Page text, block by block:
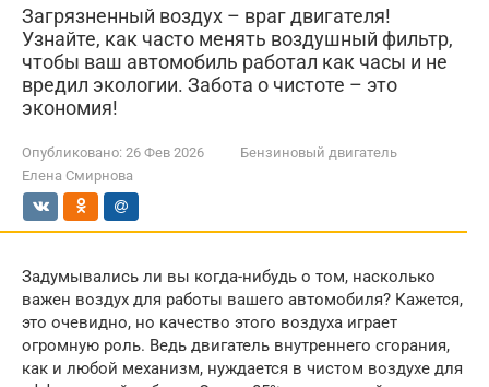
Загрязненный воздух – враг двигателя!
Узнайте, как часто менять воздушный фильтр,
чтобы ваш автомобиль работал как часы и не
вредил экологии. Забота о чистоте – это
экономия!
Опубликовано: 26 Фев 2026
Бензиновый двигатель
Елена Смирнова
Задумывались ли вы когда-нибудь о том, насколько
важен воздух для работы вашего автомобиля? Кажется,
это очевидно, но качество этого воздуха играет
огромную роль. Ведь двигатель внутреннего сгорания,
как и любой механизм, нуждается в чистом воздухе для